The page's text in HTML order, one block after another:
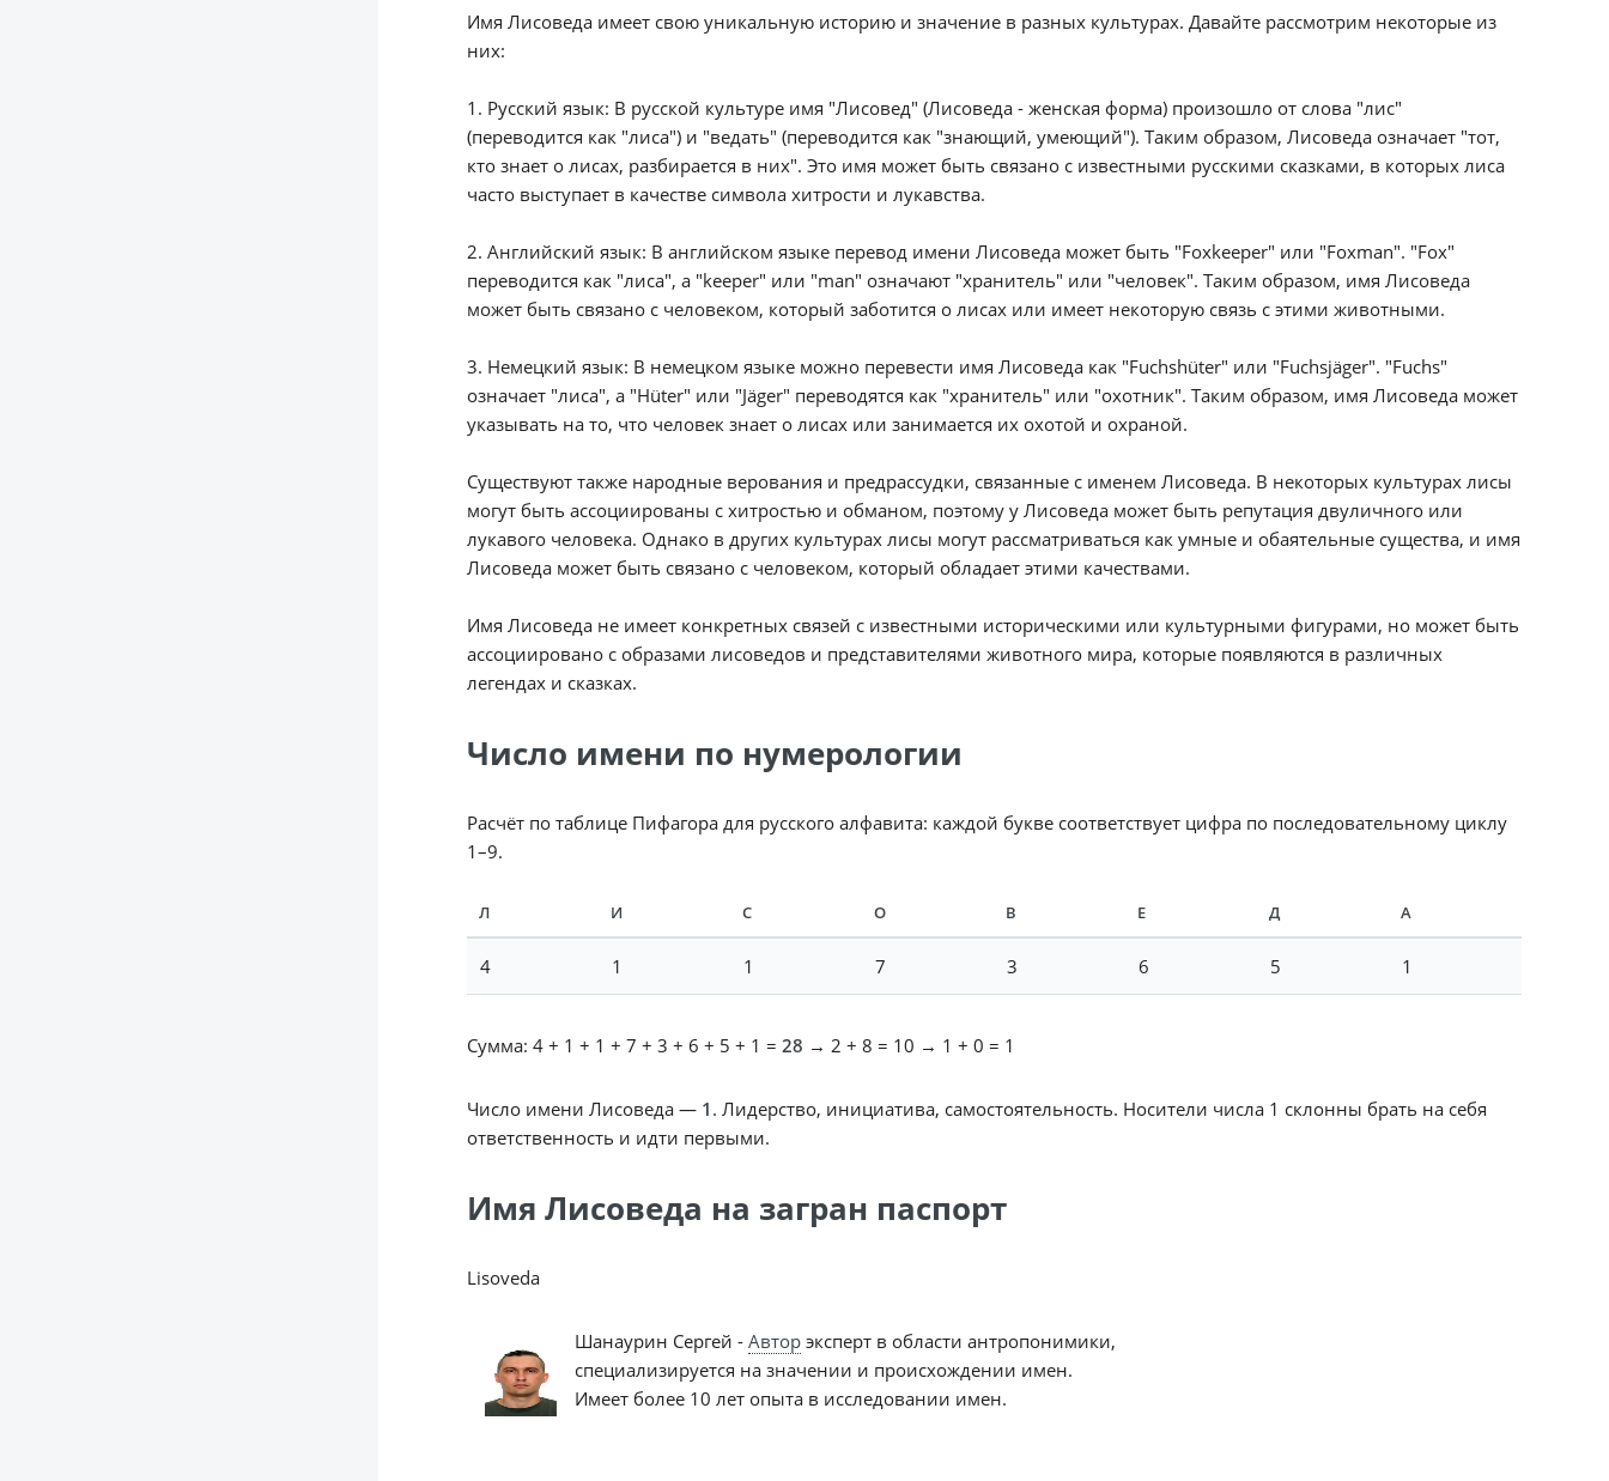
Имя Лисоведа имеет свою уникальную историю и значение в разных культурах. Давайте рассмотрим некоторые из
них:
1. Русский язык: В русской культуре имя "Лисовед" (Лисоведа - женская форма) произошло от слова "лис"
(переводится как "лиса") и "ведать" (переводится как "знающий, умеющий"). Таким образом, Лисоведа означает "тот,
кто знает о лисах, разбирается в них". Это имя может быть связано с известными русскими сказками, в которых лиса
часто выступает в качестве символа хитрости и лукавства.
2. Английский язык: В английском языке перевод имени Лисоведа может быть "Foxkeeper" или "Foxman". "Fox"
переводится как "лиса", а "keeper" или "man" означают "хранитель" или "человек". Таким образом, имя Лисоведа
может быть связано с человеком, который заботится о лисах или имеет некоторую связь с этими животными.
3. Немецкий язык: В немецком языке можно перевести имя Лисоведа как "Fuchshüter" или "Fuchsjäger". "Fuchs"
означает "лиса", а "Hüter" или "Jäger" переводятся как "хранитель" или "охотник". Таким образом, имя Лисоведа может
указывать на то, что человек знает о лисах или занимается их охотой и охраной.
Существуют также народные верования и предрассудки, связанные с именем Лисоведа. В некоторых культурах лисы
могут быть ассоциированы с хитростью и обманом, поэтому у Лисоведа может быть репутация двуличного или
лукавого человека. Однако в других культурах лисы могут рассматриваться как умные и обаятельные существа, и имя
Лисоведа может быть связано с человеком, который обладает этими качествами.
Имя Лисоведа не имеет конкретных связей с известными историческими или культурными фигурами, но может быть
ассоциировано с образами лисоведов и представителями животного мира, которые появляются в различных
легендах и сказках.
Число имени по нумерологии
Расчёт по таблице Пифагора для русского алфавита: каждой букве соответствует цифра по последовательному циклу
1–9.
Л И С О В Е Д А
4 1 1 7 3 6 5 1
Сумма: 4 + 1 + 1 + 7 + 3 + 6 + 5 + 1 = 28 → 2 + 8 = 10 → 1 + 0 = 1
Число имени Лисоведа — 1 . Лидерство, инициатива, самостоятельность. Носители числа 1 склонны брать на себя
ответственность и идти первыми.
Имя Лисоведа на загран паспорт
Lisoveda
Шанаурин Сергей - Авторэксперт в области антропонимики,
специализируется на значении и происхождении имен.
Имеет более 10 лет опыта в исследовании имен.